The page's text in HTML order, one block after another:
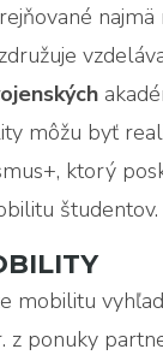
môžu byť
ktorý
študentov.
mobilitu
z ponuky